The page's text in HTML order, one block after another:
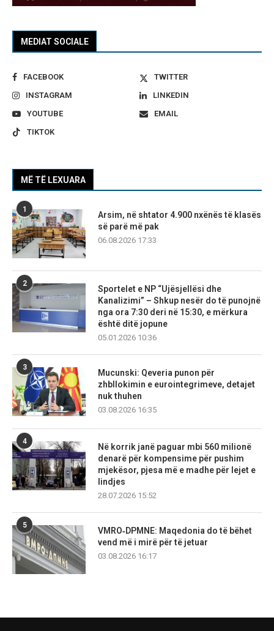
MEDIAT SOCIALE
FACEBOOK
TWITTER
INSTAGRAM
LINKEDIN
YOUTUBE
EMAIL
TIKTOK
MË TË LEXUARA
1
Arsim, në shtator 4.900 nxënës të klasës
së parë më pak
06.08.2026 17:33
2
Sportelet e NP “Ujësjellësi dhe
Kanalizimi” – Shkup nesër do të punojnë
nga ora 7:30 deri në 15:30, e mërkura
është ditë jopune
05.01.2026 10:36
3
Mucunski: Qeveria punon për
zhbllokimin e eurointegrimeve, detajet
nuk thuhen
03.08.2026 16:35
4
Në korrik janë paguar mbi 560 milionë
denarë për kompensime për pushim
mjekësor, pjesa më e madhe për lejet e
lindjes
28.07.2026 15:52
5
VMRO‑DPMNE: Maqedonia do të bëhet
vend më i mirë për të jetuar
03.08.2026 16:17